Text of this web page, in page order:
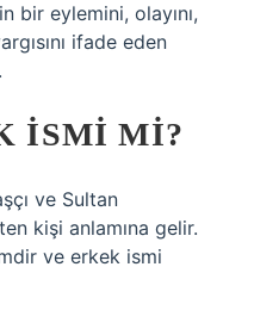
bir eylemini, olayını,
ifade eden
ISMI MI?
ve Sultan
kişi anlamına gelir.
ve erkek ismi